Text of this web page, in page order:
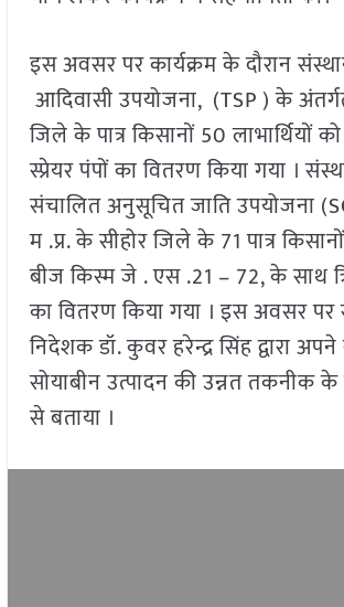
इस अवसर पर कार्यक्रम के दौरान
आदिवासी उपयोजना, (TSP ) के
जिले के पात्र किसानों 50 लाभार्थियों
स्प्रेयर पंपों का वितरण किया गया ।
संचालित अनुसूचित जाति उपयोजना
म .प्र. के सीहोर जिले के 71 पात्र
बीज किस्म जे . एस .21 – 72, के साथ
का वितरण किया गया । इस अवसर
निदेशक डॉ. कुवर हरेन्द्र सिंह द्वारा
सोयाबीन उत्पादन की उन्नत तकनीक के
से बताया ।